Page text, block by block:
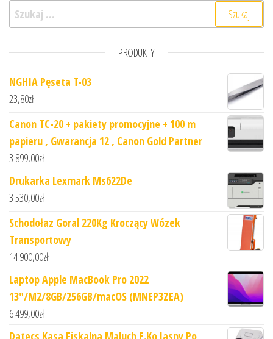
Szukaj:
PRODUKTY
NGHIA Pęseta T-03
23,80zł
Canon TC-20 + pakiety promocyjne + 100 m
papieru , Gwarancja 12 , Canon Gold Partner
3 899,00zł
Drukarka Lexmark Ms622De
3 530,00zł
Schodołaz Goral 220Kg Kroczący Wózek
Transportowy
14 900,00zł
Laptop Apple MacBook Pro 2022
13"/M2/8GB/256GB/macOS (MNEP3ZEA)
6 499,00zł
Datecs Kasa Fiskalna Maluch E.Ko Jasny Po